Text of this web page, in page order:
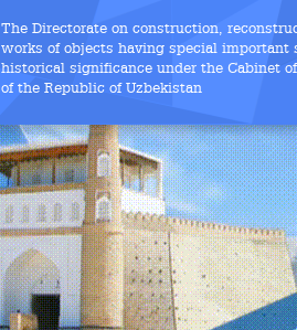
The Directorate on construction,
works of objects having special important
historical significance under the Cabinet
of the Republic of Uzbekistan